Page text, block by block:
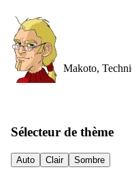
Makoto,
Sélecteur de thème
Auto Clair Sombre